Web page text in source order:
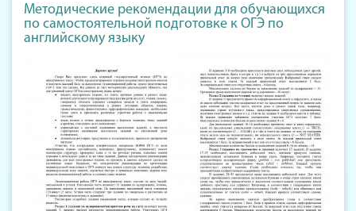
Методические рекомендации для обучающихся
по самостоятельной подготовке к ОГЭ по
английскому языку